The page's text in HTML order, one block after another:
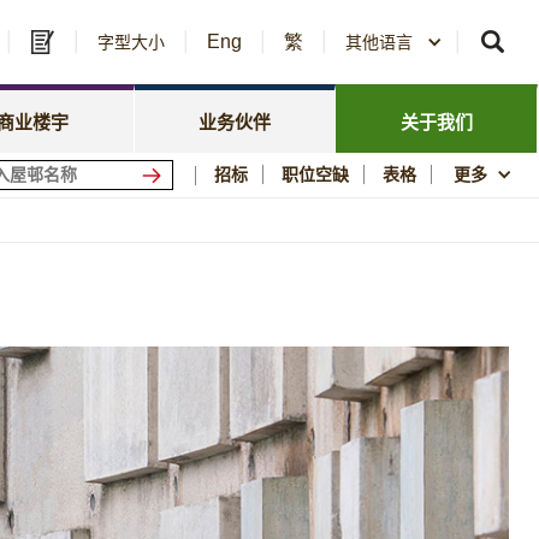
字型大小 Eng 繁 其他语言
业楼宇
中标公告
商场
业务伙伴
房委会名册登记
资源库
优质居所
关于我们
新闻中心
社区参与
公屋历史印记
招标 职位空缺 表格 更多